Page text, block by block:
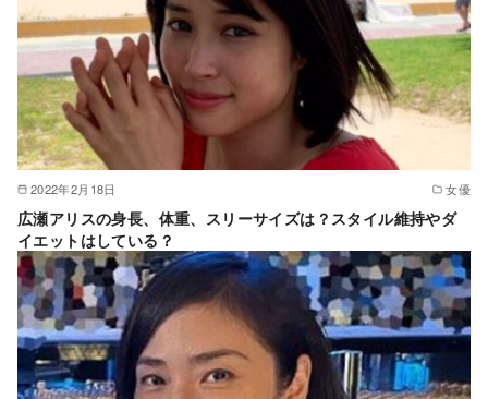
2022年2月18日 女優
広瀬アリスの身長、体重、スリーサイズは？スタイル維持やダ
イエットはしている？